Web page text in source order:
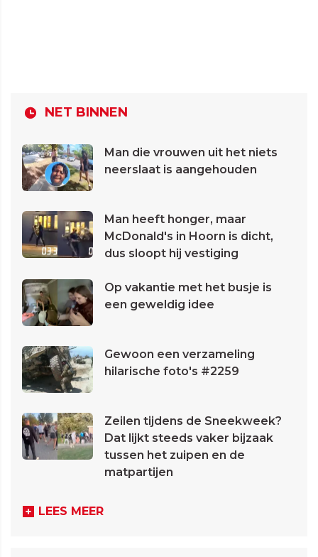
NET BINNEN
Man die vrouwen uit het niets
neerslaat is aangehouden
Man heeft honger, maar
McDonald's in Hoorn is dicht,
dus sloopt hij vestiging
Op vakantie met het busje is
een geweldig idee
Gewoon een verzameling
hilarische foto's #2259
Zeilen tijdens de Sneekweek?
Dat lijkt steeds vaker bijzaak
tussen het zuipen en de
matpartijen
LEES MEER